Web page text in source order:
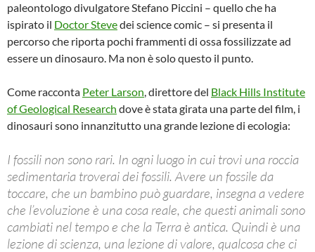
paleontologo divulgatore Stefano Piccini – quello che ha
ispirato il Doctor Stevedei science comic – si presenta il
percorso che riporta pochi frammenti di ossa fossilizzate ad
essere un dinosauro. Ma non è solo questo il punto.
Come racconta Peter Larson, direttore del Black Hills Institute
of Geological Research dove è stata girata una parte del film, i
dinosauri sono innanzitutto una grande lezione di ecologia:
I fossili non sono rari. In ogni luogo in cui trovi una roccia
sedimentaria troverai dei fossili. Avere un fossile da
toccare, che un bambino può guardare, insegna a vedere
che l’evoluzione è una cosa reale, che questi animali sono
cambiati nel tempo e che la Terra è antica. Quindi è una
lezione di scienza, una lezione di valore, qualcosa che ci